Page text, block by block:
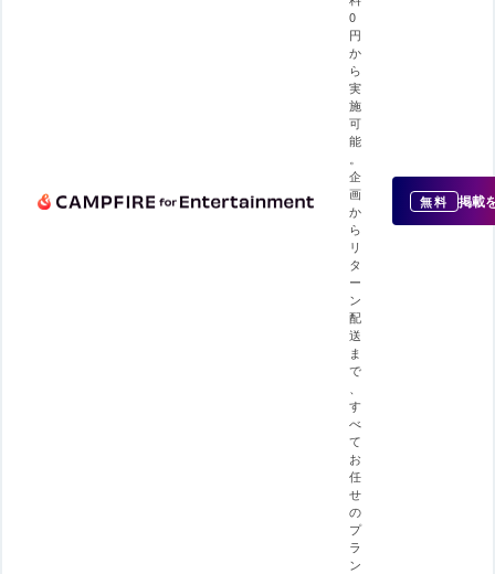
0
円
か
ら
実
施
可
能
。
企
画
か
ら
リ
タ
ー
ン
配
送
ま
で
、
す
べ
て
お
任
せ
の
プ
ラ
ン
無料 掲載